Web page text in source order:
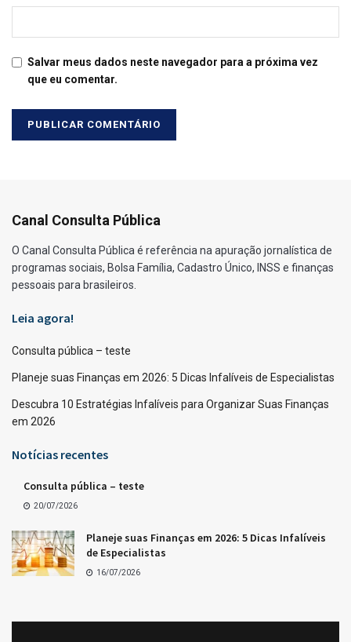
Salvar meus dados neste navegador para a próxima vez
que eu comentar.
Canal Consulta Pública
O Canal Consulta Pública é referência na apuração jornalística de
programas sociais, Bolsa Família, Cadastro Único, INSS e finanças
pessoais para brasileiros.
Leia agora!
Consulta pública – teste
Planeje suas Finanças em 2026: 5 Dicas Infalíveis de Especialistas
Descubra 10 Estratégias Infalíveis para Organizar Suas Finanças
em 2026
Notícias recentes
Consulta pública – teste
20/07/2026
Planeje suas Finanças em 2026: 5 Dicas Infalíveis
de Especialistas
16/07/2026